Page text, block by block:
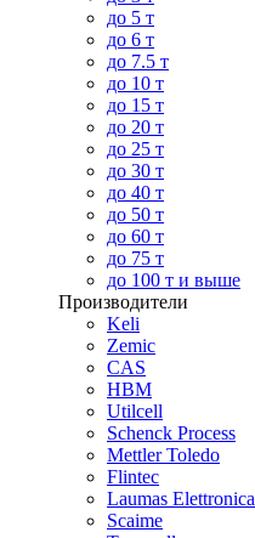
до 5 т
до 6 т
до 7.5 т
до 10 т
до 15 т
до 20 т
до 25 т
до 30 т
до 40 т
до 50 т
до 60 т
до 75 т
до 100 т и выше
Производители
Keli
Zemic
CAS
HBM
Utilcell
Schenck Process
Mettler Toledo
Flintec
Laumas Elettronica
Scaime